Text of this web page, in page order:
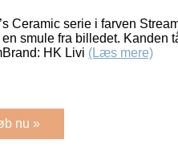
Ceramic serie i farven
smule fra billedet. Kanden
HK Livi (Læs mere)
nu »